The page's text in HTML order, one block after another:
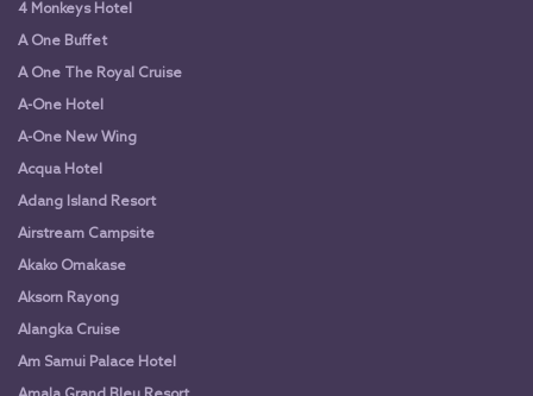
4 Monkeys Hotel
A One Buffet
A One The Royal Cruise
A-One Hotel
A-One New Wing
Acqua Hotel
Adang Island Resort
Airstream Campsite
Akako Omakase
Aksorn Rayong
Alangka Cruise
Am Samui Palace Hotel